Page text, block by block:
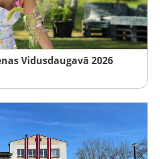
Vidusdaugavā 2026